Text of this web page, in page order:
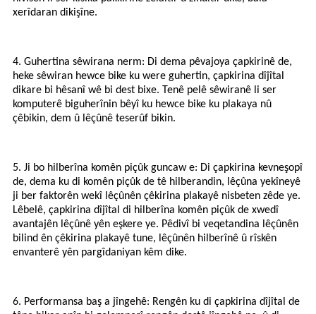
xerîdaran dikişîne.
4. Guhertina sêwirana nerm: Di dema pêvajoya çapkirinê de,
heke sêwiran hewce bike ku were guhertin, çapkirina dîjîtal
dikare bi hêsanî wê bi dest bixe. Tenê pelê sêwiranê li ser
komputerê biguherînin bêyî ku hewce bike ku plakaya nû
çêbikin, dem û lêçûnê teserûf bikin.
5. Ji bo hilberîna komên piçûk guncaw e: Di çapkirina kevneşopî
de, dema ku di komên piçûk de tê hilberandin, lêçûna yekîneyê
ji ber faktorên wekî lêçûnên çêkirina plakayê nisbeten zêde ye.
Lêbelê, çapkirina dîjîtal di hilberîna komên piçûk de xwedî
avantajên lêçûnê yên eşkere ye. Pêdivî bi veqetandina lêçûnên
bilind ên çêkirina plakayê tune, lêçûnên hilberînê û rîskên
envanterê yên pargîdaniyan kêm dike.
6. Performansa baş a jîngehê: Rengên ku di çapkirina dîjîtal de